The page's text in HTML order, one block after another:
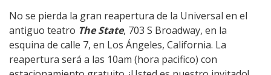
No se pierda la gran reapertura de la Universal en el
antiguo teatro The State, 703 S Broadway, en la
esquina de calle 7, en Los Ángeles, California. La
reapertura será a las 10am (hora pacifico) con